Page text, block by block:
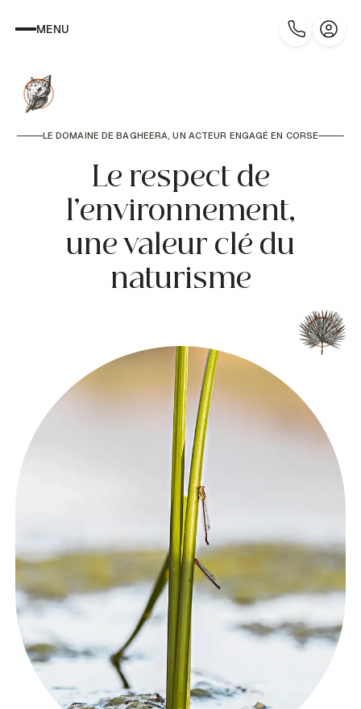
MENU
LE DOMAINE DE BAGHEERA, UN ACTEUR ENGAGÉ EN CORSE
Le respect de
l’environnement,
une valeur clé du
naturisme